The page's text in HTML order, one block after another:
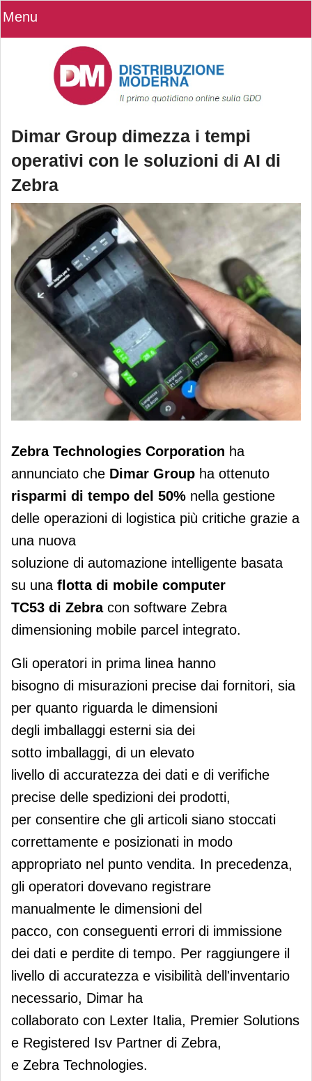
Menu
Dimar Group dimezza i tempi
operativi con le soluzioni di AI di
Zebra
Dimar Group dimezza i tempi
operativi con le soluzioni di AI di
Zebra
Zebra Technologies Corporation ha
annunciato che Dimar Group ha ottenuto
risparmi di tempo del 50% nella gestione
delle operazioni di logistica più critiche grazie a
una nuova
soluzione di automazione intelligente basata
su una flotta di mobile computer
TC53 di Zebracon software Zebra
dimensioning mobile parcel integrato.
Gli operatori in prima linea hanno
bisogno di misurazioni precise dai fornitori, sia
per quanto riguarda le dimensioni
degli imballaggi esterni sia dei
sotto imballaggi, di un elevato
livello di accuratezza dei dati e di verifiche
precise delle spedizioni dei prodotti,
per consentire che gli articoli siano stoccati
correttamente e posizionati in modo
appropriato nel punto vendita. In precedenza,
gli operatori dovevano registrare
manualmente le dimensioni del
pacco, con conseguenti errori di immissione
dei dati e perdite di tempo. Per raggiungere il
livello di accuratezza e visibilità dell'inventario
necessario, Dimar ha
collaborato con Lexter Italia, Premier Solutions
e Registered Isv Partner di Zebra,
e Zebra Technologies.